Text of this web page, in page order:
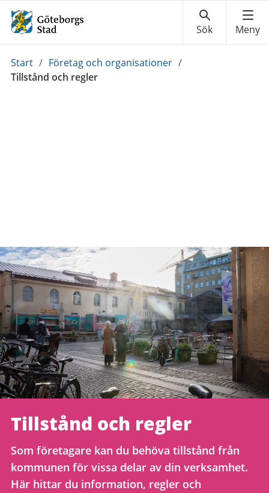
Du
är
Start / Företag och organisationer /
Tillstånd och regler
Tillstånd och regler
Som företagare kan du behöva tillstånd från
kommunen för vissa delar av din verksamhet.
Här hittar du information, regler och